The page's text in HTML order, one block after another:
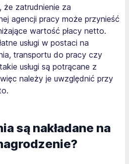
że zatrudnienie za
agencji pracy może przynieść
wartość płacy netto.
usługi w postaci na
transportu do pracy czy
usługi są potrącane z
należy je uwzględnić przy
są nakładane na